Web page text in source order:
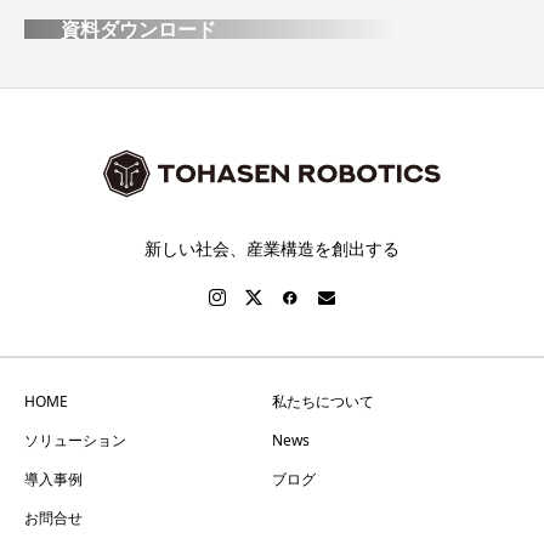
資料ダウンロード
新しい社会、産業構造を創出する
HOME
私たちについて
ソリューション
News
導入事例
ブログ
お問合せ